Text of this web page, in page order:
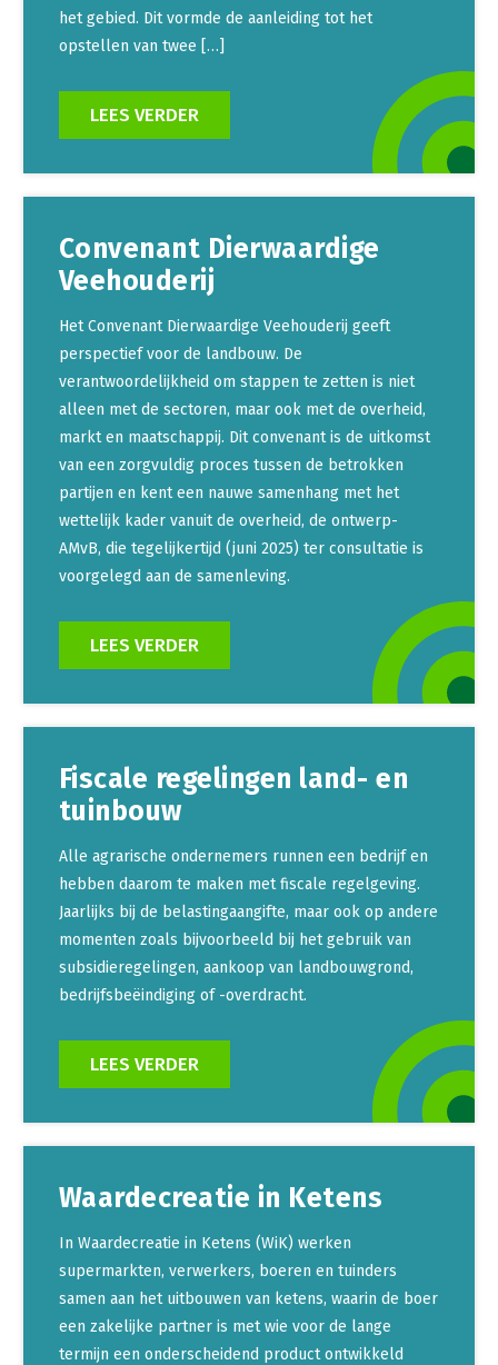
het gebied. Dit vormde de aanleiding tot het
opstellen van twee […]
LEES VERDER
Convenant Dierwaardige
Veehouderij
Het Convenant Dierwaardige Veehouderij geeft
perspectief voor de landbouw. De
verantwoordelijkheid om stappen te zetten is niet
alleen met de sectoren, maar ook met de overheid,
markt en maatschappij. Dit convenant is de uitkomst
van een zorgvuldig proces tussen de betrokken
partijen en kent een nauwe samenhang met het
wettelijk kader vanuit de overheid, de ontwerp-
AMvB, die tegelijkertijd (juni 2025) ter consultatie is
voorgelegd aan de samenleving.
LEES VERDER
Fiscale regelingen land- en
tuinbouw
Alle agrarische ondernemers runnen een bedrijf en
hebben daarom te maken met fiscale regelgeving.
Jaarlijks bij de belastingaangifte, maar ook op andere
momenten zoals bijvoorbeeld bij het gebruik van
subsidieregelingen, aankoop van landbouwgrond,
bedrijfsbeëindiging of -overdracht.
LEES VERDER
Waardecreatie in Ketens
In Waardecreatie in Ketens (WiK) werken
supermarkten, verwerkers, boeren en tuinders
samen aan het uitbouwen van ketens, waarin de boer
een zakelijke partner is met wie voor de lange
termijn een onderscheidend product ontwikkeld